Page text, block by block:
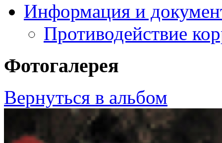
Информация и
Противодействие
Фотогалерея
Вернуться в альбом